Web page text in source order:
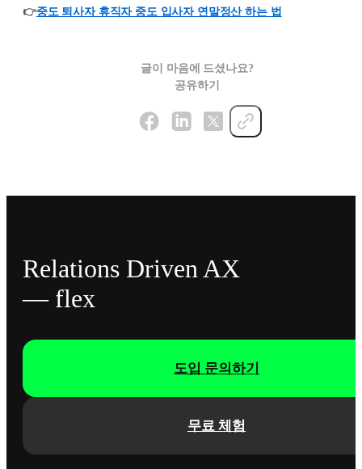
👉중도 퇴사자 휴직자 중도 입사자 연말정산 하는 법
글이 마음에 드셨나요?
공유하기
Relations Driven AX
— flex
무료 체험
도입 문의하기